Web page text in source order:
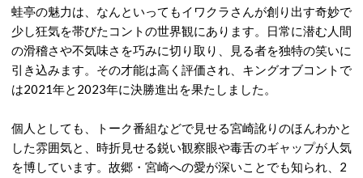
蛙亭の魅力は、なんといってもイワクラさんが創り出す奇妙で
少し狂気を帯びたコントの世界観にあります。日常に潜む人間
の滑稽さや不気味さを巧みに切り取り、見る者を独特の笑いに
引き込みます。その才能は高く評価され、キングオブコントで
は2021年と2023年に決勝進出を果たしました。
個人としても、トーク番組などで見せる宮崎訛りのほんわかと
した雰囲気と、時折見せる鋭い観察眼や毒舌のギャップが人気
を博しています。故郷・宮崎への愛が深いことでも知られ、2